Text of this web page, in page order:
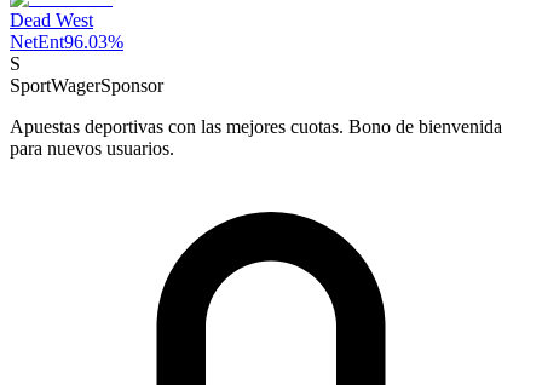
Dead West
NetEnt96.03%
S
SportWagerSponsor
Apuestas deportivas con las mejores cuotas. Bono de bienvenida
para nuevos usuarios.